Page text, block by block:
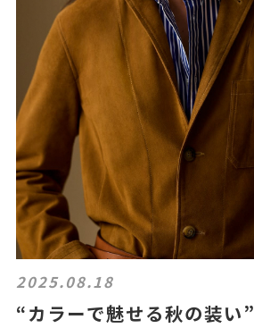
2025.08.18
“カラーで魅せる秋の装い”